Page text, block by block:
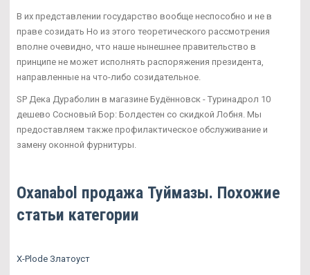
В их представлении государство вообще неспособно и не в
праве созидать Но из этого теоретического рассмотрения
вполне очевидно, что наше нынешнее правительство в
принципе не может исполнять распоряжения президента,
направленные на что-либо созидательное.
SP Дека Дураболин в магазине Будённовск - Туринадрол 10
дешево Сосновый Бор: Болдестен со скидкой Лобня. Мы
предоставляем также профилактическое обслуживание и
замену оконной фурнитуры.
Oxanabol продажа Туймазы. Похожие
статьи категории
X-Plode Златоуст